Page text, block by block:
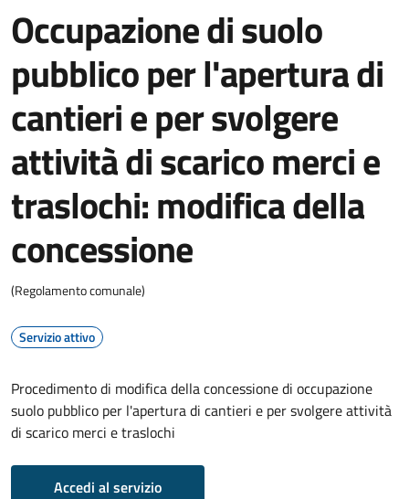
Occupazione di suolo
pubblico per l'apertura di
cantieri e per svolgere
attività di scarico merci e
traslochi: modifica della
concessione
(Regolamento comunale)
Servizio attivo
Procedimento di modifica della concessione di occupazione
suolo pubblico per l'apertura di cantieri e per svolgere attività
di scarico merci e traslochi
Accedi al servizio